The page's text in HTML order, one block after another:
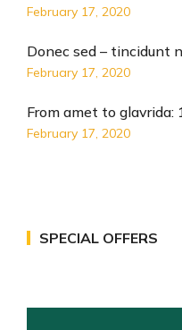
February 17, 2020
Donec sed – tincidunt
February 17, 2020
From amet to glavrida:
February 17, 2020
SPECIAL OFFERS